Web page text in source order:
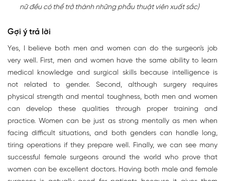
nữ đều có thể trở thành những phẫu thuật viên xuất sắc)
Gợi ý trả lời
Yes, I believe both men and women can do the surgeon's job
very well. First, men and women have the same ability to learn
medical knowledge and surgical skills because intelligence is
not related to gender. Second, although surgery requires
physical strength and mental toughness, both men and women
can develop these qualities through proper training and
practice. Women can be just as strong mentally as men when
facing difficult situations, and both genders can handle long,
tiring operations if they prepare well. Finally, we can see many
successful female surgeons around the world who prove that
women can be excellent doctors. Having both male and female